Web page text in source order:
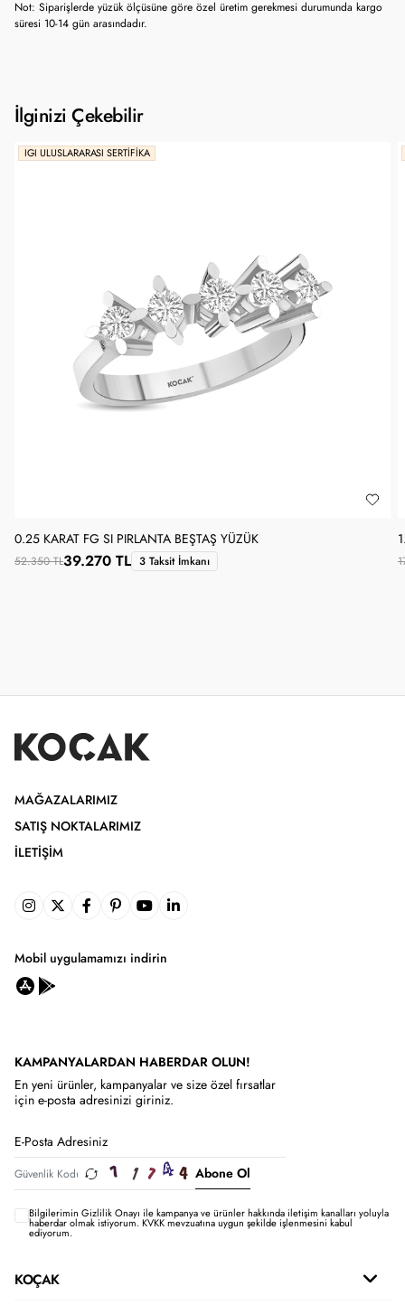
Not: Siparişlerde yüzük ölçüsüne göre özel üretim gerekmesi durumunda kargo
süresi 10-14 gün arasındadır.
İlginizi Çekebilir
IGI ULUSLARARASI SERTIFIKA
0.25 KARAT FG SI PIRLANTA BEŞTAŞ YÜZÜK
52.350 TL39.270 TL 3 Taksit İmkanı
MAĞAZALARIMIZ
SATIŞ NOKTALARIMIZ
İLETIŞIM
Mobil uygulamamızı indirin
KAMPANYALARDAN HABERDAR OLUN!
En yeni ürünler, kampanyalar ve size özel fırsatlar
için e-posta adresinizi giriniz.
Abone Ol
Bilgilerimin Gizlilik Onayı ile kampanya ve ürünler hakkında iletişim kanalları yoluyla
haberdar olmak istiyorum.KVKK mevzuatına uygun şekilde işlenmesini kabul
ediyorum.
KOÇAK